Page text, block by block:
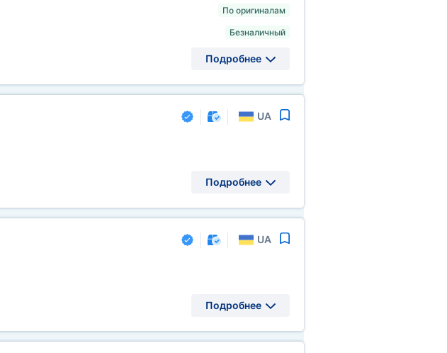
По оригиналам
Безналичный
Подробнее
UA
Подробнее
UA
Подробнее